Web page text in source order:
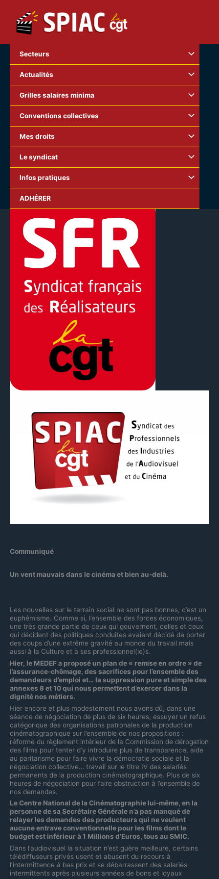
contenu
Secteurs
Actualités
Grilles salaires minima
Conventions collectives
Mes droits
Le syndicat
Infos pratiques
ADHÉRER
Communiqué
Un vent mauvais dans le cinéma et bien au-delà.
Les nouvelles sur le terrain social ne sont pas bonnes, c’est un
euphémisme. Comme si, l’ensemble des forces économiques,
une très grande partie de ceux qui gouvernent, celles et ceux
qui décident des politiques conduites avaient décidé de porter
des coups d’une extrême gravité au monde du travail mais
aussi à la Culture et à ses professionnel(le)s.
Hier, le MEDEF a proposé un plan de « remise en ordre » de
l’assurance-chômage, des sacrifices pour l’ensemble des
demandeurs d’emploi et… la suppression pure et simple des
annexes 8 et 10 qui nous permettent d’exercer dans la
dignité nos métiers.
Hier encore et plus modestement nous avons dû, dans une
séance de négociation de plus de six heures, essuyer un refus
catégorique des organisations patronales de la production
cinématographique sur l’ensemble de nos propositions :
réforme du règlement intérieur de la Commission de dérogation
des films pour tenter d’y introduire plus de transparence, aide
au paritarisme pour faire vivre la démocratie sociale et la
négociation collective… travail sur le titre IV des salariés
permanents de la production cinématographique. Plus de six
heures de négociation pour faire obstruction à l’ensemble de
nos demandes.
Le Centre National de la Cinématographie lui-même, en la
personne de sa Secrétaire Générale n’a pas manqué de
relayer les demandes des producteurs qui ne veulent
aucune entrave conventionnelle pour les films dont le
budget est inférieur à 1 Millions d’Euros, tous au SMIC.
Dans l’audiovisuel la situation n’est guère meilleure, certains
télédiffuseurs privés usent et abusent du recours à
l’intermittence à bas prix et se débarrassent des salariés
intermittents après plusieurs années de bons et loyaux